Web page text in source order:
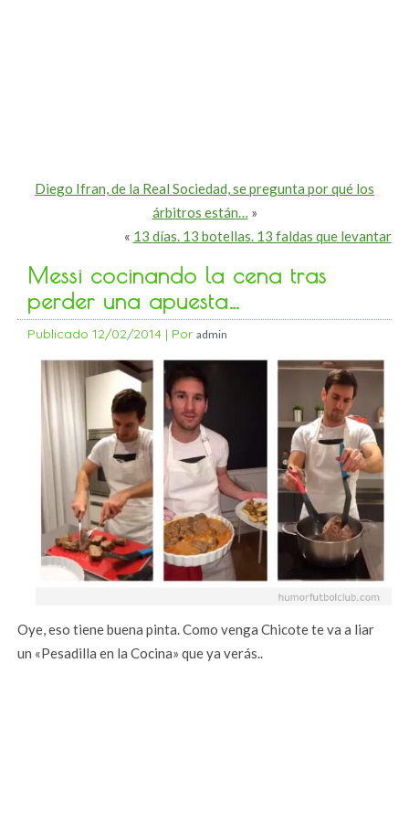
Diego Ifran, de la Real Sociedad, se pregunta por qué los
árbitros están… »
« 13 días. 13 botellas. 13 faldas que levantar
Messi cocinando la cena tras
perder una apuesta…
Publicado 12/02/2014 | Por admin
Oye, eso tiene buena pinta. Como venga Chicote te va a liar
un «Pesadilla en la Cocina» que ya verás..